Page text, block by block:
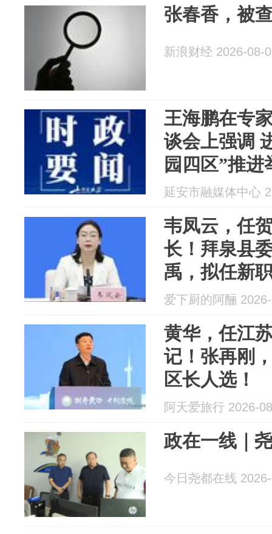
张春香，被
新浪财经 2026-08-
王海鹏在专
谈会上强调
园四区”推
协调发展新
延安市融媒体中心
韦凤云，任
长！拜泉县
禹，拟任新
爱下厨的阿酾
黄华，任江
记！张再刚
区长人选！
阿天爱旅行 2026-
政在一线｜
今日尧都在线